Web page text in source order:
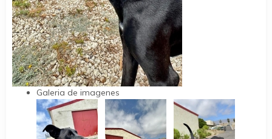
Galeria de imagenes